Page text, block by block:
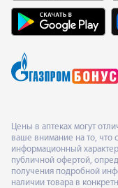
Цены в аптеках могут
ваше внимание на то, что
информационный
публичной офертой,
получения подробной
наличии товара в